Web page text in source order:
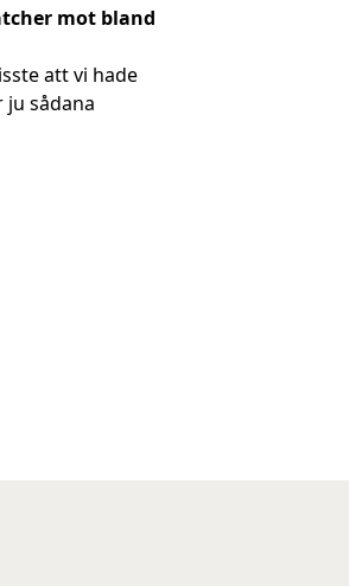
mot bland
att vi hade
sådana